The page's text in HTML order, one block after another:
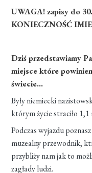
UWAGA! zapisy do
KONIECZNOŚĆ
Dziś przedstawiamy
miejsce które
świecie…
Były niemiecki
którym życie straciło
Podczas wyjazdu
muzealny przewodnik,
przybliży nam jak to
zagłady ludzi.